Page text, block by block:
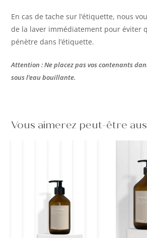
En cas de tache sur l’étiquette, nous
de la laver immédiatement pour éviter
pénètre dans l’étiquette.
Attention : Ne placez pas vos contenants
sous l’eau bouillante.
Vous aimerez peut-être